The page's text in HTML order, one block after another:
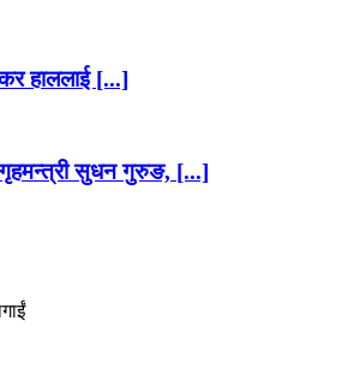
हाललाई [...]
सुधन गुरुङ, [...]